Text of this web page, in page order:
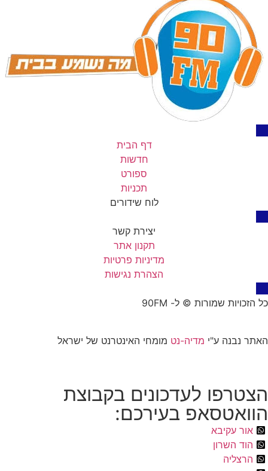
דף הבית
חדשות
ספורט
תכניות
לוח שידורים
יצירת קשר
תקנון אתר
מדיניות פרטיות
הצהרת נגישות
כל הזכויות שמורות © ל- 90FM
האתר נבנה ע"י מדיה-נט מומחי האינטרנט של ישראל
הצטרפו לעדכונים בקבוצת
הוואטסאפ בעירכם:
אור עקיבא
הוד השרון
הרצליה